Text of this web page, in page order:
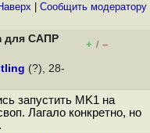
Cообщить модератору
для САПР
+ / –
(?), 28-
запустить MK1 на
Лагало конкретно, но